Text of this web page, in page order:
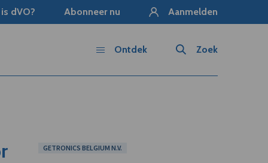
dVO? Abonneer nu Aanmelden
Zoek
Ontdek
GETRONICS BELGIUM N.V.